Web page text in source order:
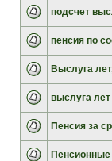
подсчет
пенсия по
Выслуга
выслуга лет
Пенсия за